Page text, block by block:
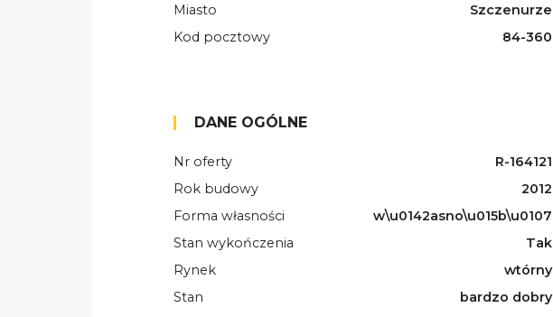
Miasto
Szczenurze
Kod pocztowy
84-360
DANE OGÓLNE
Nr oferty
R-164121
Rok budowy
2012
Forma własności
w\u0142asno\u015b\u0107
Stan wykończenia
Tak
Rynek
wtórny
Stan
bardzo dobry